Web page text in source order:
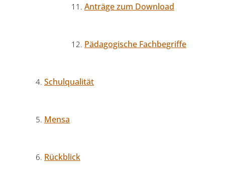
Anträge zum Download
Pädagogische Fachbegriffe
Schulqualität
Mensa
Rückblick